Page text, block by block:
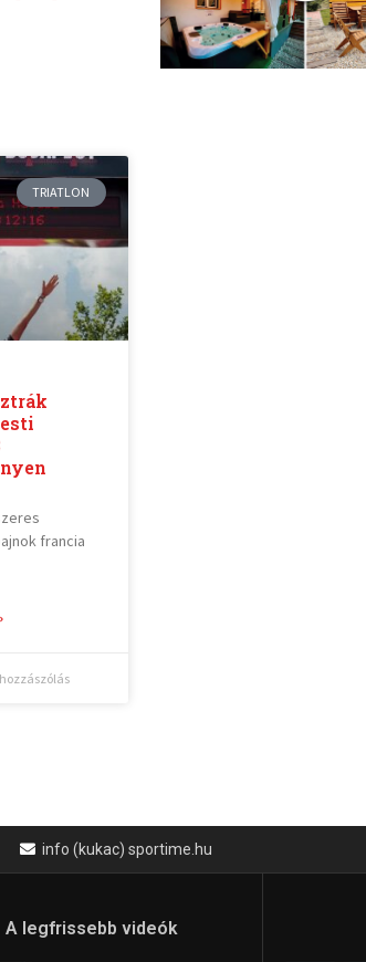
TRIATLON
francia
info (kukac) sportime.hu
A legfrissebb videók